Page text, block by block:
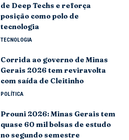
de Deep Techs e reforça
posição como polo de
tecnologia
TECNOLOGIA
Corrida ao governo de Minas
Gerais 2026 tem reviravolta
com saída de Cleitinho
POLÍTICA
Prouni 2026: Minas Gerais tem
quase 60 mil bolsas de estudo
no segundo semestre